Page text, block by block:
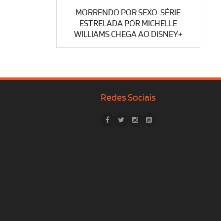
MORRENDO POR SEXO: SÉRIE
ESTRELADA POR MICHELLE
WILLIAMS CHEGA AO DISNEY+
Redes Sociais